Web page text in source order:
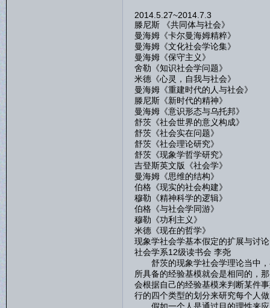
2014.5.27~2014.7.3
滕尼斯 《共同体与社会》
曼海姆《卡尔曼海姆精粹》
曼海姆《文化社会学论集》
曼海姆《保守主义》
舍勒《知识社会学问题》
米德《心灵，自我与社会》
曼海姆《重建时代的人与社会》
滕尼斯《新时代的精神》
曼海姆《意识形态与乌托邦》
舒茨《社会世界的意义构成》
舒茨《社会实在问题》
舒茨《社会理论研究》
舒茨《现象学哲学研究》
吉登斯英文版《社会学》
曼海姆《思维的结构》
伯格《现实的社会构建》
穆勒《精神科学的逻辑》
伯格《与社会学同游》
穆勒《功利主义》
米德《现在的哲学》
现象学社会学基本假定的扩展与讨论
社会学系12级读书会 李尧
舒茨的现象学社会学理论当中，
所具备的经验基模就会是相同的，
会根据自己的经验基模来判断某件
行的四个类型的划分来研究每个人
假如一个人是通过目的理性来应